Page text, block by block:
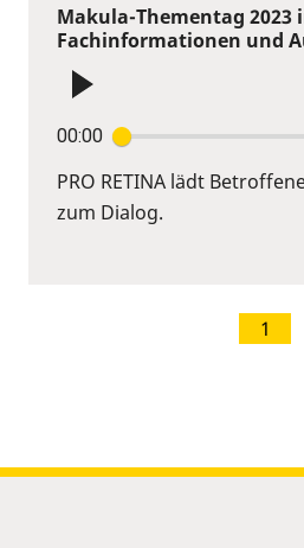
Makula-Thementag 2023
Fachinformationen und
00:00
PRO RETINA lädt
zum Dialog.
1